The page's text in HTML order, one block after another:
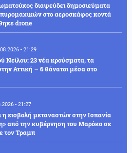
διαψεύδει δημοσιεύματα
στο αεροσκάφος κοντά
drone
- 21:29
Νείλου: 23 νέα κρούσματα, τα
Αττική – 6 θάνατοι μέσα στο
- 21:27
η εισβολή μεταναστών στην Ισπανία
από την κυβέρνηση του Μαρόκο σε
τον Τραμπ